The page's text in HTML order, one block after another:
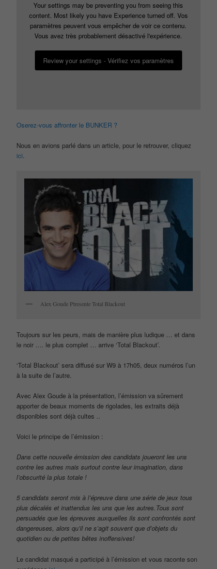
Your settings may be preventing you from seeing this
content. Most likely you have Experience turned off. Vos
paramètres peuvent vous empêcher de voir ce contenu.
Vous avez très probablement désactivé l'expérience.
Review your settings - Vérifiez vos paramètres
Oserez-vous affronter le BUNKER ?
Nous en avions parlé dans un article, pour le retrouver, cliquez
ici.
Alex Goude Ptresente Total Blackout
Toujours sur les peurs, mais de manière plus ludique … et dans
le noir …. le plus complet … arrive ‘Total Blackout’.
‘Total Blackout’ sera diffusé sur W9 à 17h05, deux numéros l’un
à la suite de l’autre.
Avec Alex Goude à la présentation, l’émission va sûrement
apporter de beaux moments de rigolades, les extraits déjà
disponibles sont déjà cultes ..
Voici le principe de l’émission :
Dans cette nouvelle émission des candidats joueront les uns
contre les autres mais surtout contre leur imagination, dans
l’obscurité la plus totale !
5 candidats seront mis à l’épreuve dans une série de jeux tous
plus décalés et inattendus les uns que les autres.Tous sont
persuadés que les épreuves auxquelles ils sont confrontés sont
dangereuses, alors qu’il ne s’agit souvent que d’objets du
quotidien ou de petites bêtes inoffensives!
Le candidat masqué a participé à l’émission et vous raconte son